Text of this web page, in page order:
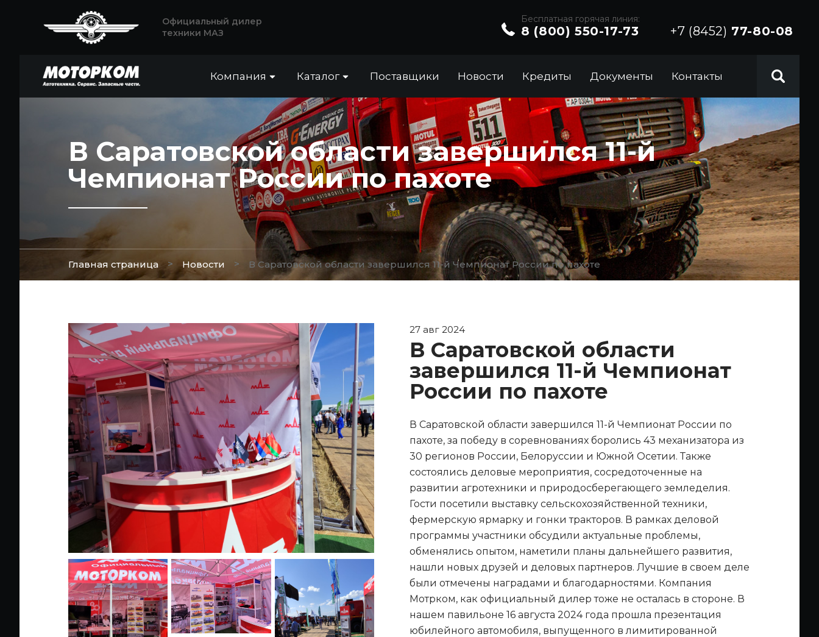
Официальный дилер
техники МАЗ
Бесплатная горячая линия:
8 (800) 550-17-73 +7 (8452) 77-80-08
Компания Каталог Поставщики Новости Кредиты Документы Контакты
В Саратовской области завершился 11-й
Чемпионат России по пахоте
Главная страница > Новости > В Саратовской области завершился 11-й Чемпионат России по пахоте
27 авг 2024
В Саратовской области
завершился 11-й Чемпионат
России по пахоте
В Саратовской области завершился 11-й Чемпионат России по
пахоте, за победу в соревнованиях боролись 43 механизатора из
30 регионов России, Белоруссии и Южной Осетии. Также
состоялись деловые мероприятия, сосредоточенные на
развитии агротехники и природосберегающего земледелия.
Гости посетили выставку сельскохозяйственной техники,
фермерскую ярмарку и гонки тракторов. В рамках деловой
программы участники обсудили актуальные проблемы,
обменялись опытом, наметили планы дальнейшего развития,
нашли новых друзей и деловых партнеров. Лучшие в своем деле
были отмечены наградами и благодарностями. Компания
Мотрком, как официальный дилер тоже не осталась в стороне. В
нашем павильоне 16 августа 2024 года прошла презентация
юбилейного автомобиля, выпущенного в лимитированной